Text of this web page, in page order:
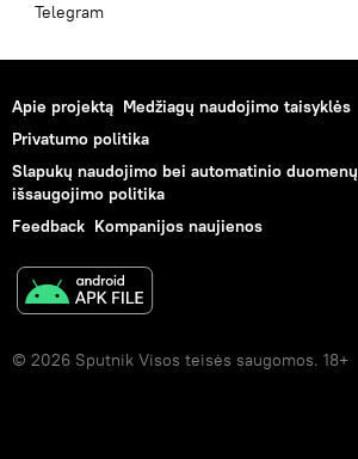
Telegram
Apie projektą Medžiagų naudojimo taisyklės
Privatumo politika
Slapukų naudojimo bei automatinio duomenų
išsaugojimo politika
Feedback Kompanijos naujienos
© 2026 Sputnik Visos teisės saugomos. 18+